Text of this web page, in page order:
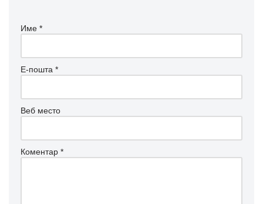
Име *
Е-пошта *
Веб место
Коментар *